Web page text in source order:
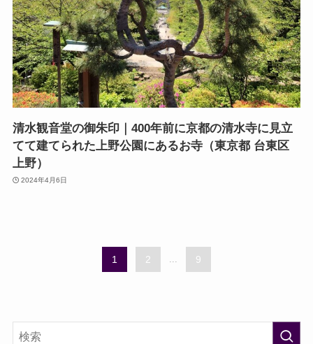
清水観音堂の御朱印｜400年前に京都の清水寺に見立
てて建てられた上野公園にあるお寺（東京都 台東区
上野）
2024年4月6日
1 2 ... 9